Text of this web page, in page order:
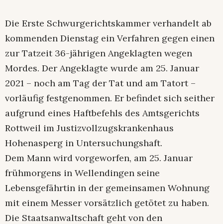
Die Erste Schwurgerichtskammer verhandelt ab
kommenden Dienstag ein Verfahren gegen einen
zur Tatzeit 36-jährigen Angeklagten wegen
Mordes. Der Angeklagte wurde am 25. Januar
2021 – noch am Tag der Tat und am Tatort –
vorläufig festgenommen. Er befindet sich seither
aufgrund eines Haftbefehls des Amtsgerichts
Rottweil im Justizvollzugskrankenhaus
Hohenasperg in Untersuchungshaft.
Dem Mann wird vorgeworfen, am 25. Januar
frühmorgens in Wellendingen seine
Lebensgefährtin in der gemeinsamen Wohnung
mit einem Messer vorsätzlich getötet zu haben.
Die Staatsanwaltschaft geht von den